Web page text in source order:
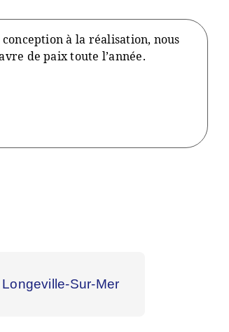
à la réalisation, nous
de paix toute l’année.
Sur-Mer